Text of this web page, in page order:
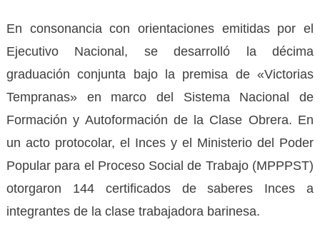
‎En consonancia con orientaciones emitidas por el
Ejecutivo Nacional, se desarrolló la décima
graduación conjunta bajo la premisa de «Victorias
Tempranas» en marco del Sistema Nacional de
Formación y Autoformación de la Clase Obrera. En
un acto protocolar, el Inces y el Ministerio del Poder
Popular para el Proceso Social de Trabajo (MPPPST)
otorgaron 144 certificados de saberes Inces a
integrantes de la clase trabajadora barinesa.